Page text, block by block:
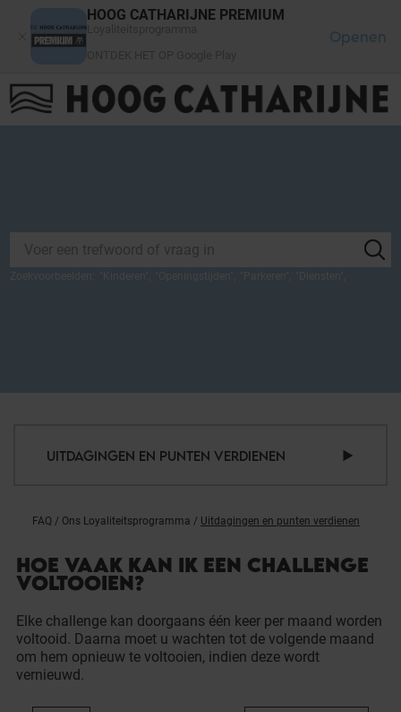
HOOG CATHARIJNE PREMIUM
Openen
FAQ
HET WINKELCENTRUM
LOG IN
UITDAGINGEN EN PUNTEN VERDIENEN
FAQ / Ons Loyaliteitsprogramma / Uitdagingen en punten verdienen
HOE VAAK KAN IK EEN CHALLENGE
VOLTOOIEN?
Elke challenge kan doorgaans één keer per maand worden
voltooid. Daarna moet u wachten tot de volgende maand
om hem opnieuw te voltooien, indien deze wordt
vernieuwd.
Cookies beheer paneel